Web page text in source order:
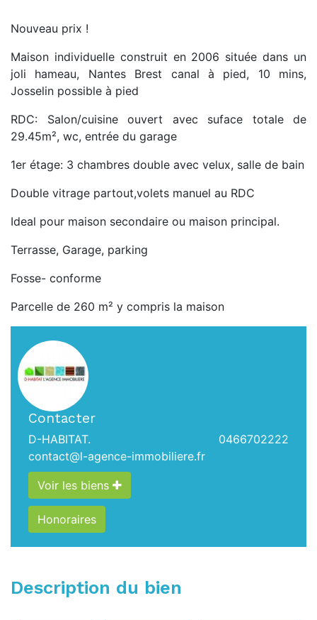
Nouveau prix !
Maison individuelle construit en 2006 située dans un
joli hameau, Nantes Brest canal à pied, 10 mins,
Josselin possible à pied
RDC: Salon/cuisine ouvert avec suface totale de
29.45m², wc, entrée du garage
1er étage: 3 chambres double avec velux, salle de bain
Double vitrage partout,volets manuel au RDC
Ideal pour maison secondaire ou maison principal.
Terrasse, Garage, parking
Fosse- conforme
Parcelle de 260 m² y compris la maison
Contacter
D-HABITAT.
0466702222
contact@l-agence-immobiliere.fr
Voir les biens
Honoraires
Description du bien